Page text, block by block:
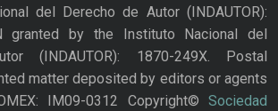
del Derecho de Autor (INDAUTOR):
granted by the Instituto Nacional del
(INDAUTOR): 1870-249X. Postal
matter deposited by editors or agents
IM09-0312 Copyright© Sociedad